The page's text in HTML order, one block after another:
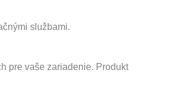
službami.
pre vaše zariadenie. Produkt